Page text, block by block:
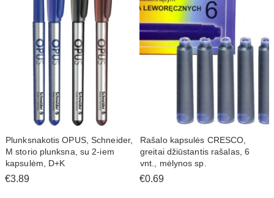
Plunksnakotis OPUS, Schneider,
M storio plunksna, su 2-iem
kapsulėm, D+K
€3.89
Rašalo kapsulės CRESCO,
greitai džiūstantis rašalas, 6
vnt., mėlynos sp.
€0.69